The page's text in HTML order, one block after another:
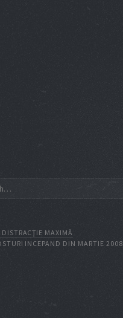
MAXIMĂ
INCEPAND DIN MARTIE 2008